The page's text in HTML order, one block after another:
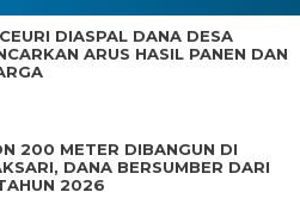
DIASPAL DANA DESA
ARUS HASIL PANEN DAN
200 METER DIBANGUN DI
DANA BERSUMBER DARI
2026